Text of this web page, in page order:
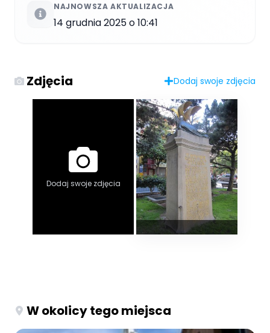
NAJNOWSZA AKTUALIZACJA
14 grudnia 2025 o 10:41
Zdjęcia Dodaj swoje zdjęcia
Dodaj swoje zdjęcia
W okolicy tego miejsca